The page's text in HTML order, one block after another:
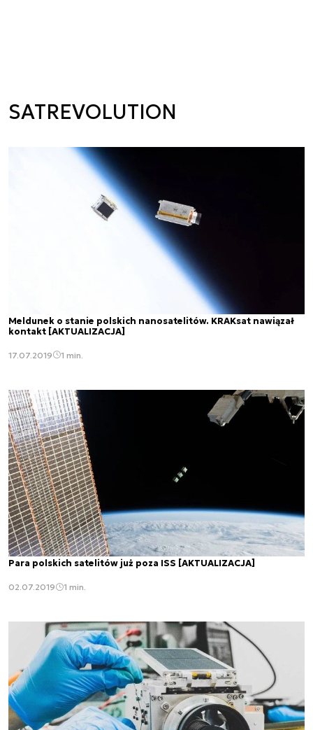
SATREVOLUTION
Meldunek o stanie polskich nanosatelitów. KRAKsat nawiązał
kontakt [AKTUALIZACJA]
17.07.2019 1 min.
Para polskich satelitów już poza ISS [AKTUALIZACJA]
02.07.2019 1 min.